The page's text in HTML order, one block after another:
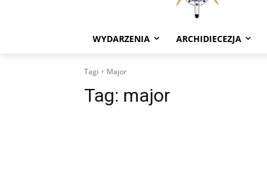
WYDARZENIA ARCHIDIECEZJA
Tagi Major
Tag: major